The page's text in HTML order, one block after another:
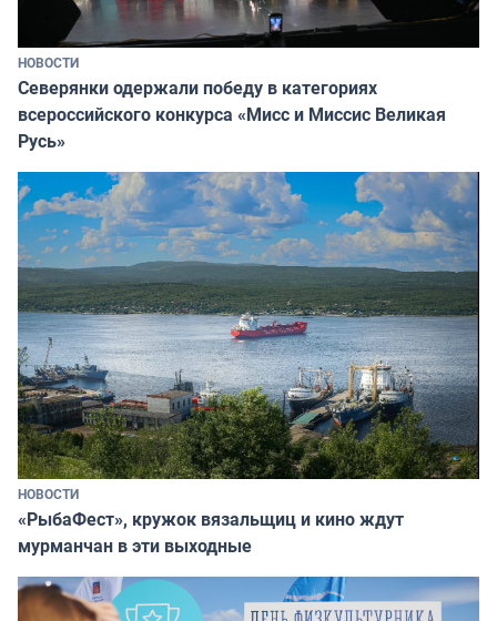
НОВОСТИ
Северянки одержали победу в категориях
всероссийского конкурса «Мисс и Миссис Великая
Русь»
НОВОСТИ
«РыбаФест», кружок вязальщиц и кино ждут
мурманчан в эти выходные